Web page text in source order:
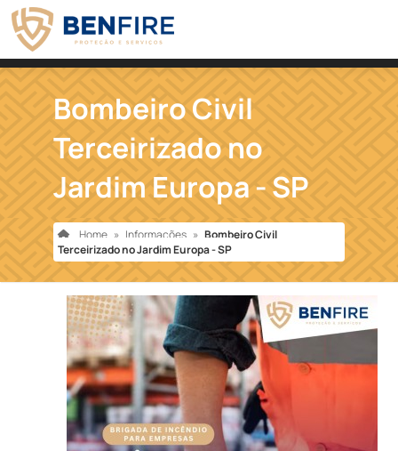
Bombeiro Civil
Terceirizado no
Jardim Europa - SP
Home » Informações » Bombeiro Civil
Terceirizado no Jardim Europa - SP